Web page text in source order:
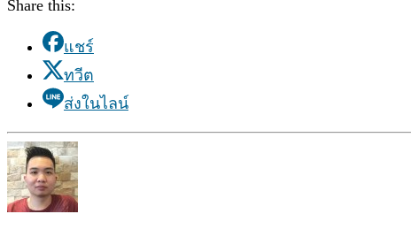
Share this:
แชร์
ทวีต
ส่งในไลน์